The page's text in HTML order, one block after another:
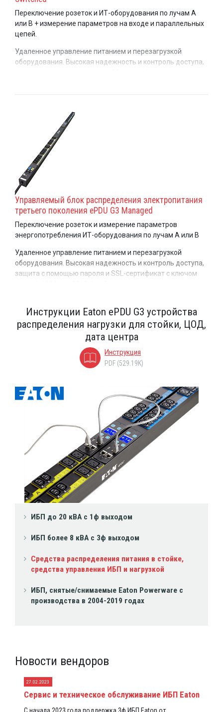
ИБП до 20 кВА с 1ф выходом
ИБП более 8 кВА с 3ф выходом
Средства распределения питания в стойке,
средства управления ИБП и нагрузкой
ИБП, снятые/снимаемые Eaton Powerware с
производства в 2004-2019 годах
Новости вендоров
27.02.2023
Сервис и техническое обслуживание ИБП Eaton
Переключение розеток и ИТ-оборудования по лучам A
или B + измерение параметров на входе и параллельных
цепей.
Удаленное управление питанием и перезагрузкой
оборудования. Высокая надежность и контроль доступа,
электропитания.
Управляемый блок распределения электропитания
третьего поколения ePDU G3 Managed
Переключение розеток и измерение параметров
энергопотребления ИТ-оборудования по лучам A или B
Удаленное управление питанием и перезагрузкой
оборудования. Высокая надежность и контроль доступа,
защита с помощью пароля и SSL-сертификат с ключом
Инструкции Eaton ePDU G3 устройства
распределения нагрузки для стойки, ЦОД,
дата центра
Инструкция
PDF (529.19K)